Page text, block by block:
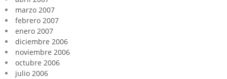
marzo 2007
febrero 2007
enero 2007
diciembre 2006
noviembre 2006
octubre 2006
julio 2006